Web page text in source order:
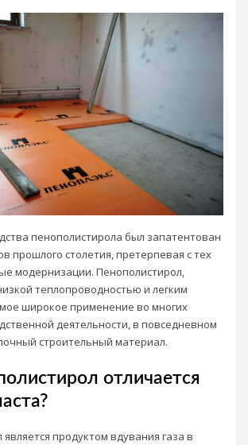
пенополистирола был запатентован
прошлого столетия, претерпевая с тех
модернизации. Пенополистирол,
теплопроводностью и легким
широкое применение во многих
деятельности, в повседневном
строительный материал.
отличается
продуктом вдувания газа в